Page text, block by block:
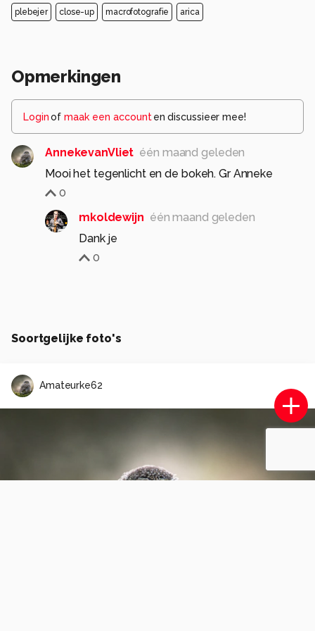
plebejer close-up macrofotografie arica
Opmerkingen
Loginof maak een account en discussieer mee!
AnnekevanVliet één maand geleden
Mooi het tegenlicht en de bokeh. Gr Anneke
0
mkoldewijn één maand geleden
Dank je
0
Soortgelijke foto's
Amateurke62